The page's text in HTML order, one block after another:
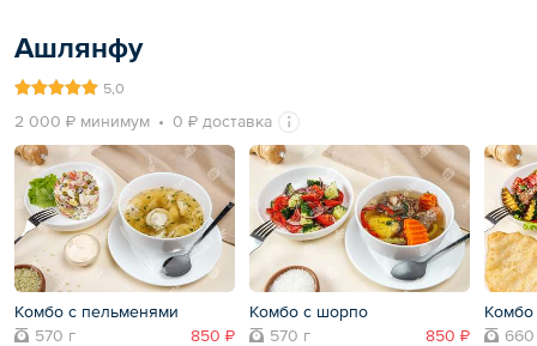
Ашлянфу
5,0
2 000 ₽ минимум 0 ₽ доставка
Комбо с пельменями
570 г
850 ₽
Комбо с шорпо
570 г
850 ₽
660